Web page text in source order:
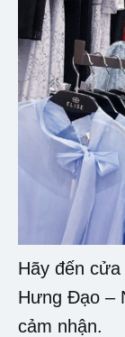
Hãy đến
Hưng Đạo –
cảm nhận.